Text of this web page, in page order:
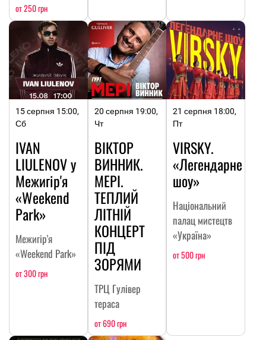
от 250 грн
15 серпня 15:00,
Сб
IVAN
LIULENOV у
Межигір'я
«Weekend
Park»
Межигір'я
«Weekend Park»
от 300 грн
20 серпня 19:00,
Чт
ВІКТОР
ВИННИК.
МЕРІ.
ТЕПЛИЙ
ЛІТНІЙ
КОНЦЕРТ
ПІД
ЗОРЯМИ
ТРЦ Гулівер
тераса
от 690 грн
21 серпня 18:00,
Пт
VIRSKY.
«Легендарне
шоу»
Національний
палац мистецтв
«Україна»
от 500 грн